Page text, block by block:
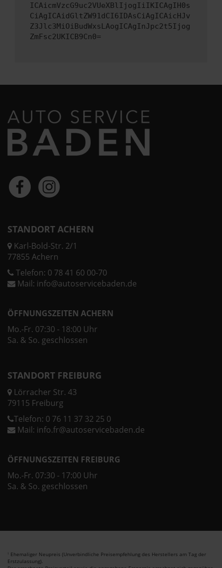
ICAicmVzcG9uc2VUeXBlIjogIiIKICAgIH0s
CiAgICAidGltZW91dCI6IDAsCiAgICAicHJv
Z3Jlc3MiOiBudWxsLAogICAgInJpc2t5Ijog
ZmFsc2UKICB9Cn0=
STANDORT ACHERN
Karl-Bold-Str. 2/1
77855 Achern
Telefon: 0 78 41 60 00-70
Mail: info@autoservicebaden.de
ÖFFNUNGSZEITEN ACHERN
Mo.-Fr. 07:30 - 18:00 Uhr
Sa. & So. geschlossen
STANDORT FREIBURG
Lörracher Str. 43
79115 Freiburg
Telefon: 0 76 11 37 32 25 0
Mail: info.fr@autoservicebaden.de
ÖFFNUNGSZEITEN FREIBURG
Mo.-Fr. 07:30 - 17:00 Uhr
Sa. & So. geschlossen
1 Ehemaliger Neupreis (Unverbindliche Preisempfehlung des Herstellers am Tag der
Erstzulassung).